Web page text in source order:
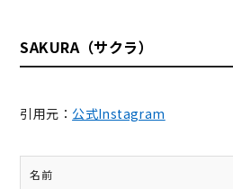
SAKURA（サクラ）
引用元： 公式Instagram
名前